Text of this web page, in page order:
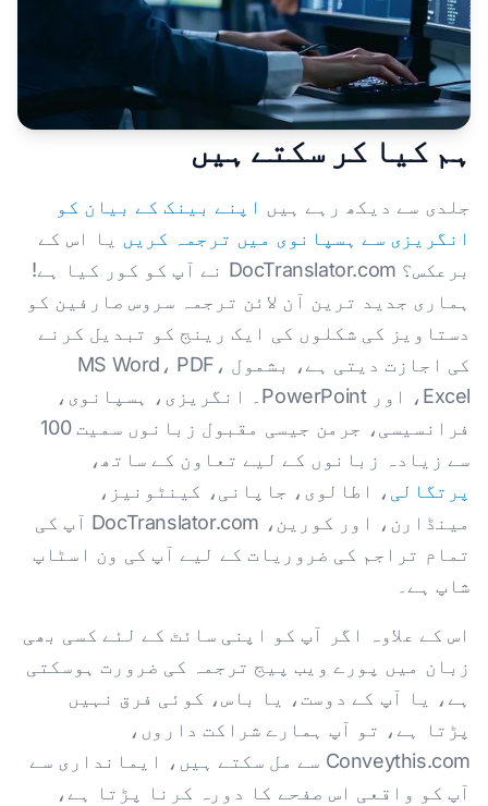
ہم کیا کر سکتے ہیں
جلدی سے دیکھ رہے ہیں اپنے بینک کے بیان کو
انگریزی سے ہسپانوی میں ترجمہ کریں یا اس کے
برعکس؟ DocTranslator.com نے آپ کو کور کیا ہے!
ہماری جدید ترین آن لائن ترجمہ سروس صارفین کو
دستاویز کی شکلوں کی ایک رینج کو تبدیل کرنے
کی اجازت دیتی ہے، بشمول MS Word، PDF،
Excel، اور PowerPoint۔ انگریزی، ہسپانوی،
فرانسیسی، جرمن جیسی مقبول زبانوں سمیت 100
سے زیادہ زبانوں کے لیے تعاون کے ساتھ،
پرتگالی ، اطالوی، جاپانی، کینٹونیز،
مینڈارن، اور کورین، DocTranslator.com آپ کی
تمام تراجم کی ضروریات کے لیے آپ کی ون اسٹاپ
شاپ ہے۔
اس کے علاوہ اگر آپ کو اپنی سائٹ کے لئے کسی بھی
زبان میں پورے ویب پیج ترجمہ کی ضرورت ہوسکتی
ہے، یا آپ کے دوست، یا باس، کوئی فرق نہیں
پڑتا ہے، تو آپ ہمارے شراکت داروں،
Conveythis.com سے مل سکتے ہیں، ایمانداری سے
آپ کو واقعی اس صفحے کا دورہ کرنا پڑتا ہے،